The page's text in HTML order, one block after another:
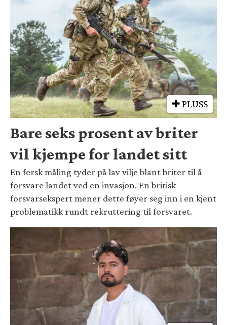
PLUSS
Bare seks prosent av briter
vil kjempe for landet sitt
En fersk måling tyder på lav vilje blant briter til å
forsvare landet ved en invasjon. En britisk
forsvarsekspert mener dette føyer seg inn i en kjent
problematikk rundt rekruttering til forsvaret.